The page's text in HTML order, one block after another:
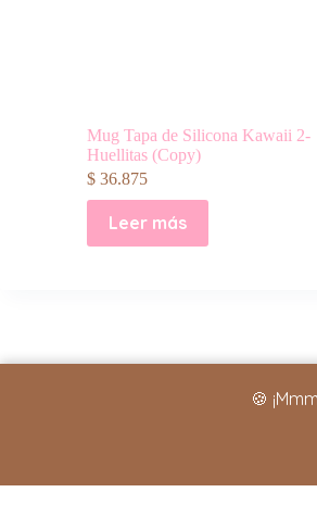
Mug Tapa de Silicona Kawaii 2-
Huellitas (Copy)
$ 36.875
Leer más
🍪